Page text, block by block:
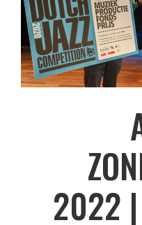
2022 |